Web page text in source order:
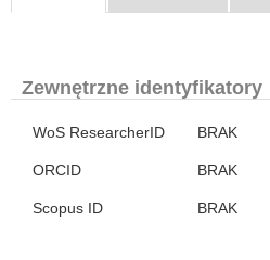
Zewnętrzne identyfikatory
WoS ResearcherID BRAK
ORCID BRAK
Scopus ID BRAK